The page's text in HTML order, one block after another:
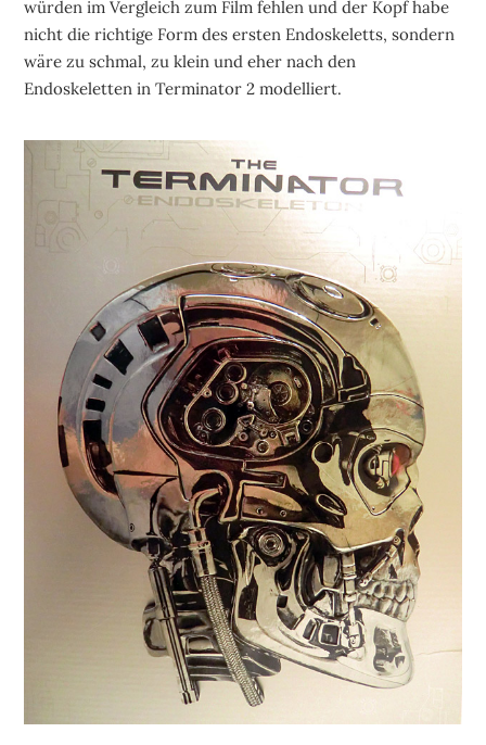
würden im Vergleich zum Film fehlen und der Kopf habe
nicht die richtige Form des ersten Endoskeletts, sondern
wäre zu schmal, zu klein und eher nach den
Endoskeletten in Terminator 2 modelliert.